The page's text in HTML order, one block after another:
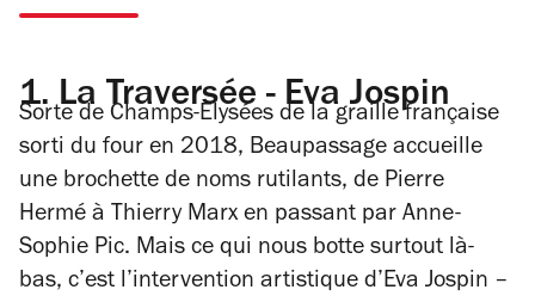
1.La Traversée - Eva Jospin
Sorte de Champs-Elysées de la graille française
sorti du four en 2018, Beaupassage accueille
une brochette de noms rutilants, de Pierre
Hermé à Thierry Marx en passant par Anne-
Sophie Pic. Mais ce qui nous botte surtout là-
bas, c’est l’intervention artistique d’Eva Jospin –